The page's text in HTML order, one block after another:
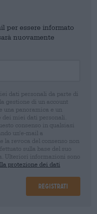
per essere informato
nuovamente
dati personali da parte di
gestione di un account
una panoramica e un
miei dati personali.
consenso in qualsiasi
un'e-mail a
la revoca del consenso non
sulla base del suo
Ulteriori informazioni sono
protezione dei dati
Registrati